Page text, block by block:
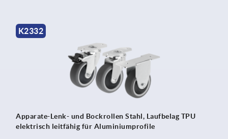
K2332
Apparate-Lenk- und Bockrollen Stahl, Laufbelag TPU
elektrisch leitfähig für Aluminiumprofile